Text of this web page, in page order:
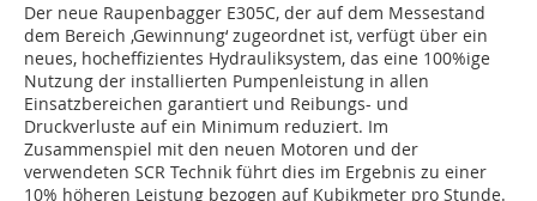
Der neue Raupenbagger E305C, der auf dem Messestand
dem Bereich ‚Gewinnung‘ zugeordnet ist, verfügt über ein
neues, hocheffizientes Hydrauliksystem, das eine 100%ige
Nutzung der installierten Pumpenleistung in allen
Einsatzbereichen garantiert und Reibungs- und
Druckverluste auf ein Minimum reduziert. Im
Zusammenspiel mit den neuen Motoren und der
verwendeten SCR Technik führt dies im Ergebnis zu einer
10% höheren Leistung bezogen auf Kubikmeter pro Stunde.